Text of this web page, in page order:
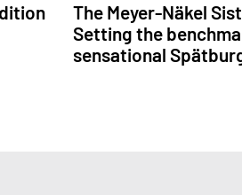
The Meyer-Näkel
Setting the
sensational